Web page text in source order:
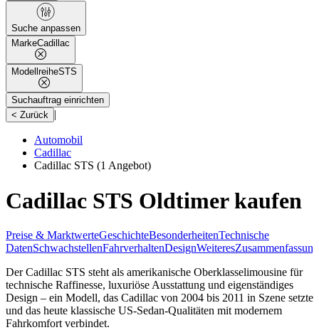
Suche anpassen
MarkeCadillac
ModellreiheSTS
Suchauftrag einrichten
< Zurück |
Automobil
Cadillac
Cadillac STS (1 Angebot)
Cadillac STS Oldtimer kaufen
Preise & MarktwerteGeschichteBesonderheitenTechnische
DatenSchwachstellenFahrverhaltenDesignWeiteresZusammenfassung
Der Cadillac STS steht als amerikanische Oberklasselimousine für
technische Raffinesse, luxuriöse Ausstattung und eigenständiges
Design – ein Modell, das Cadillac von 2004 bis 2011 in Szene setzte
und das heute klassische US-Sedan-Qualitäten mit modernem
Fahrkomfort verbindet.